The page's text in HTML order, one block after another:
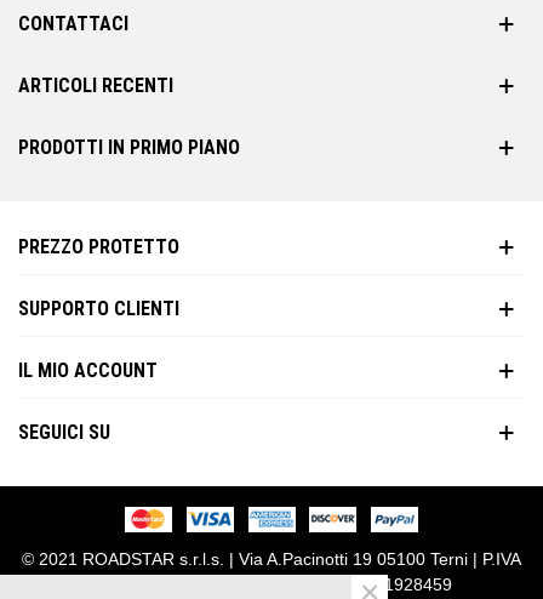
CONTATTACI
ARTICOLI RECENTI
PRODOTTI IN PRIMO PIANO
PREZZO PROTETTO
SUPPORTO CLIENTI
IL MIO ACCOUNT
SEGUICI SU
© 2021 ROADSTAR s.r.l.s. | Via A.Pacinotti 19 05100 Terni | P.IVA
01626850554 | Chiamaci al +39 0744 1928459